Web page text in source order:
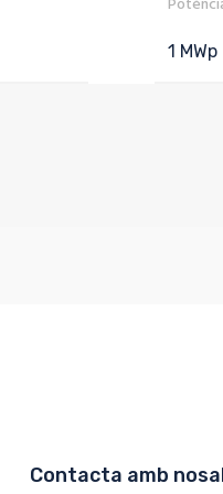
1 MWp
Contacta amb